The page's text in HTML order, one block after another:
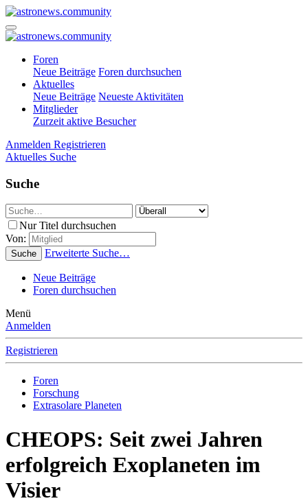
Foren
Neue Beiträge Foren durchsuchen
Aktuelles
Neue Beiträge Neueste Aktivitäten
Mitglieder
Zurzeit aktive Besucher
Anmelden Registrieren
Aktuelles Suche
Suche
Nur Titel durchsuchen
Von:
Suche Erweiterte Suche…
Neue Beiträge
Foren durchsuchen
Menü
Anmelden
Registrieren
Foren
Forschung
Extrasolare Planeten
CHEOPS: Seit zwei Jahren
erfolgreich Exoplaneten im
Visier